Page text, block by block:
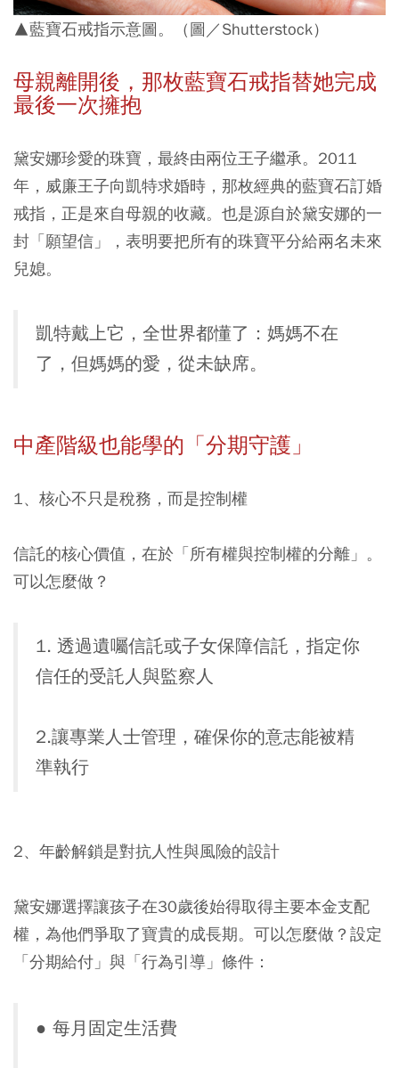
▲藍寶石戒指示意圖。（圖／Shutterstock）
母親離開後，那枚藍寶石戒指替她完成
最後一次擁抱
黛安娜珍愛的珠寶，最終由兩位王子繼承。2011
年，威廉王子向凱特求婚時，那枚經典的藍寶石訂婚
戒指，正是來自母親的收藏。也是源自於黛安娜的一
封「願望信」，表明要把所有的珠寶平分給兩名未來
兒媳。
凱特戴上它，全世界都懂了：媽媽不在
了，但媽媽的愛，從未缺席。
中產階級也能學的「分期守護」
1、核心不只是稅務，而是控制權
信託的核心價值，在於「所有權與控制權的分離」。
可以怎麼做？
1. 透過遺囑信託或子女保障信託，指定你
信任的受託人與監察人
2.讓專業人士管理，確保你的意志能被精
準執行
2、年齡解鎖是對抗人性與風險的設計
黛安娜選擇讓孩子在30歲後始得取得主要本金支配
權，為他們爭取了寶貴的成長期。可以怎麼做？設定
「分期給付」與「行為引導」條件：
● 每月固定生活費